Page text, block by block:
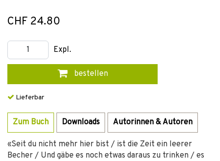
CHF 24.80
Expl.
bestellen
Lieferbar
Zum Buch Downloads Autorinnen & Autoren
«Seit du nicht mehr hier bist / ist die Zeit ein leerer
Becher / Und gäbe es noch etwas daraus zu trinken / es